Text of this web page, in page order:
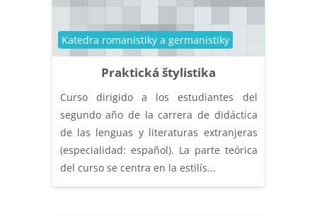
Praktická štylistika
Kategória kurzu
Katedra romanistiky a germanistiky
Curso dirigido a los estudiantes del
segundo año de la carrera de didáctica
de las lenguas y literaturas extranjeras
(especialidad: español). La parte teórica
del curso se centra en la estilís...